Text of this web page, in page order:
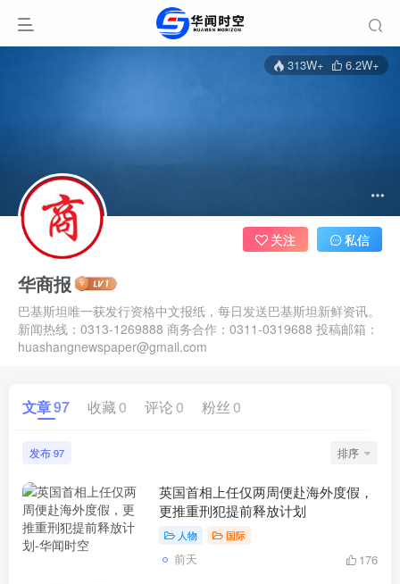
313W+ 6.2W+
华商报
巴基斯坦唯一获发行资格中文报纸，每日发送巴基斯坦新鲜资讯。
新闻热线：0313-1269888 商务合作：0311-0319688 投稿邮箱：
huashangnewspaper@gmail.com
关注 私信
文章97 收藏 0 评论 0 粉丝 0
发布 97 排序
英国首相上任仅两周便赴海外度假，
更推重刑犯提前释放计划
人物 国际
前天 176